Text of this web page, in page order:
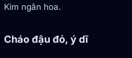
Kim ngân hoa.
Cháo đậu đỏ, ý dĩ